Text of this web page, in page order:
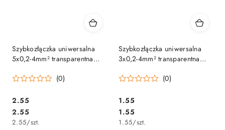
Szybkozłączka uniwersalna
5x0,2-4mm² transparentna
(0)
Cena:
2.55
Cena:
2.55
2.55/szt.
Szybkozłączka uniwersalna
3x0,2-4mm² transparentna
(0)
Cena:
1.55
Cena:
1.55
1.55/szt.